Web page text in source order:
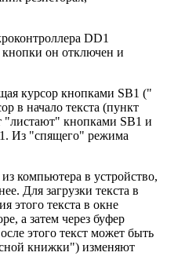
DD1
кнопки он отключен и
курсор кнопками SB1 ("
в начало текста (пункт
"листают" кнопками SB1 и
Из "спящего" режима
компьютера в устройство,
Для загрузки текста в
этого текста в окне
а затем через буфер
этого текст может быть
книжки") изменяют